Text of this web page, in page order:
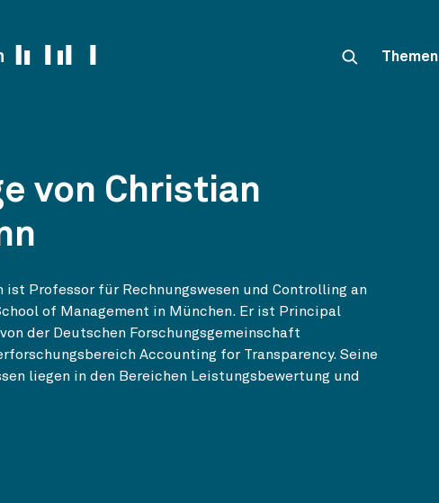
Themen
von Christian
ist Professor für Rechnungswesen und Controlling an
of Management in München. Er ist Principal
der Deutschen Forschungsgemeinschaft
Accounting for Transparency. Seine
liegen in den Bereichen Leistungsbewertung und